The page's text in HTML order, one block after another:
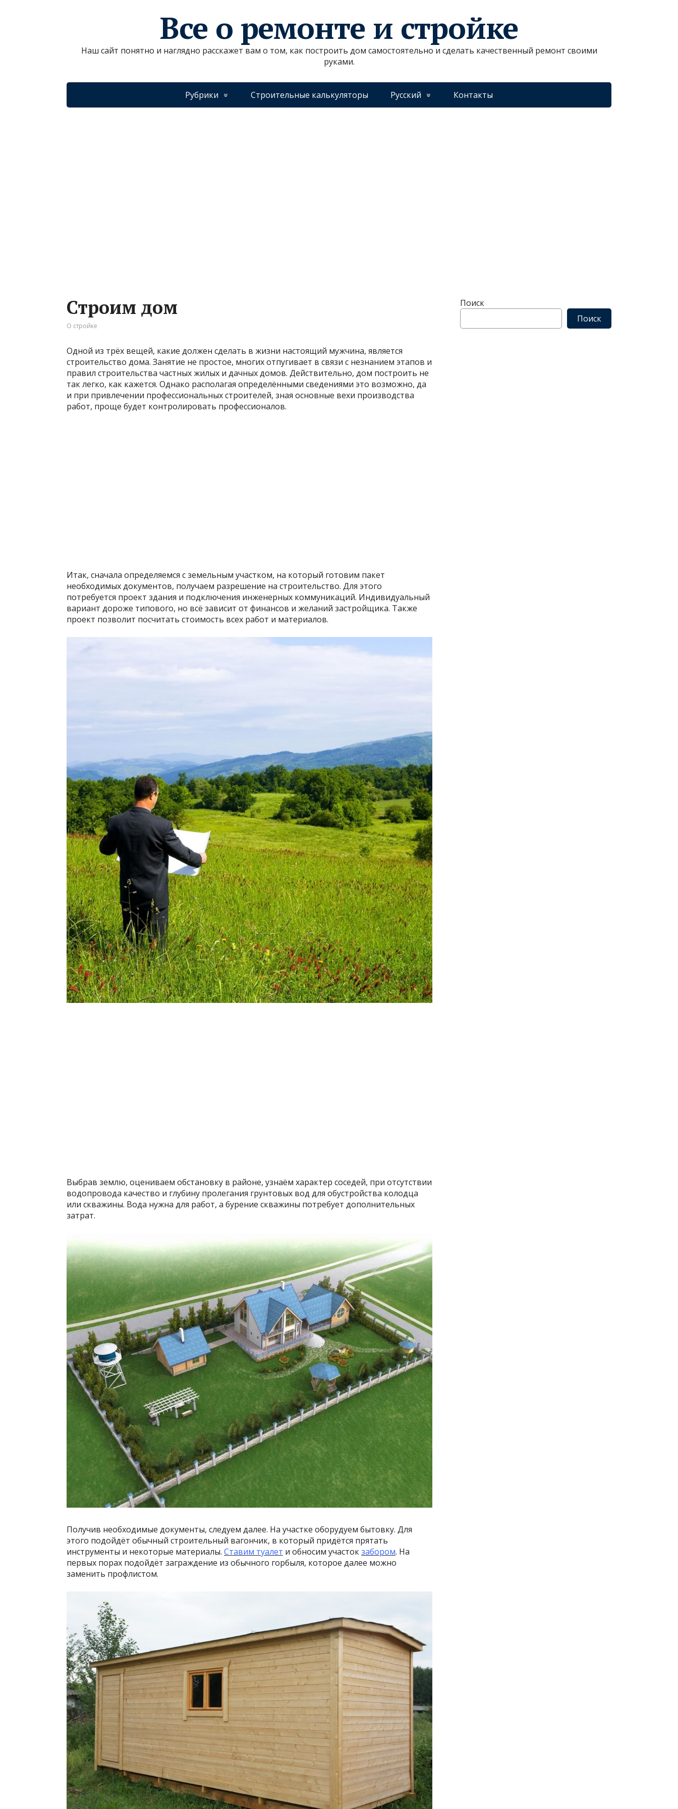
Все о ремонте и стройке
Наш сайт понятно и наглядно расскажет вам о том, как построить дом самостоятельно и сделать качественный ремонт своими
руками.
Рубрики Строительные калькуляторы Русский Контакты
Строим дом
О стройке
Одной из трёх вещей, какие должен сделать в жизни настоящий мужчина, является
строительство дома. Занятие не простое, многих отпугивает в связи с незнанием этапов и
правил строительства частных жилых и дачных домов. Действительно, дом построить не
так легко, как кажется. Однако располагая определёнными сведениями это возможно, да
и при привлечении профессиональных строителей, зная основные вехи производства
работ, проще будет контролировать профессионалов.
Итак, сначала определяемся с земельным участком, на который готовим пакет
необходимых документов, получаем разрешение на строительство. Для этого
потребуется проект здания и подключения инженерных коммуникаций. Индивидуальный
вариант дороже типового, но всё зависит от финансов и желаний застройщика. Также
проект позволит посчитать стоимость всех работ и материалов.
Выбрав землю, оцениваем обстановку в районе, узнаём характер соседей, при отсутствии
водопровода качество и глубину пролегания грунтовых вод для обустройства колодца
или скважины. Вода нужна для работ, а бурение скважины потребует дополнительных
затрат.
Получив необходимые документы, следуем далее. На участке оборудуем бытовку. Для
этого подойдёт обычный строительный вагончик, в который придётся прятать
инструменты и некоторые материалы. Ставим туалет и обносим участокзабором. На
первых порах подойдёт заграждение из обычного горбыля, которое далее можно
заменить профлистом.
Поиск
Поиск